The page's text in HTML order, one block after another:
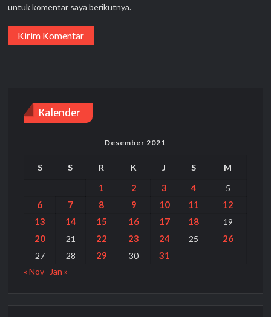
untuk komentar saya berikutnya.
Kalender
Desember 2021
S S R K J S M
1 2 3 4 5
6 7 8 9 10 11
12
13
14 15 16 17 18 19
20 21 22 23 24 25 26
27 28 29 30 31
« Nov Jan »